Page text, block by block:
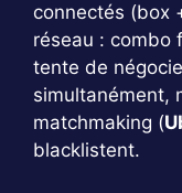
connectés (box
réseau : combo
tente de
simultanément,
matchmaking (
blacklistent.